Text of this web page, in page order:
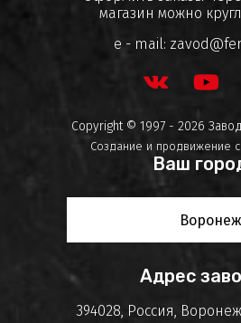
магазин можно
e - mail:
Copyright © 1997 - 2026
Создание и продвижение
Ваш
Воронеж
Адрес
394028, Россия,